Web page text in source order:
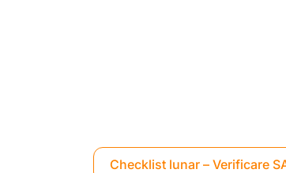
Checklist lunar – Verificare